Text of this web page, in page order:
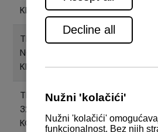
KROZ Z-NOGU
TEHNIČKI NACRTI MOTORA SA Z-
NOGOM 8LV-370Z ZT370, ISPUH
KROZ Z-NOGU
TEHNIČKI NACRTI MOTORA 8LV-
320Z ZT370 SA JC10
KONTROLNIM SUSTAVOM